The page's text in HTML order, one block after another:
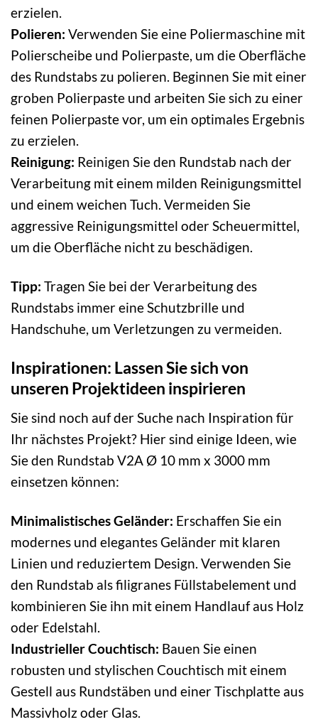
erzielen.
Polieren: Verwenden Sie eine Poliermaschine mit
Polierscheibe und Polierpaste, um die Oberfläche
des Rundstabs zu polieren. Beginnen Sie mit einer
groben Polierpaste und arbeiten Sie sich zu einer
feinen Polierpaste vor, um ein optimales Ergebnis
zu erzielen.
Reinigung: Reinigen Sie den Rundstab nach der
Verarbeitung mit einem milden Reinigungsmittel
und einem weichen Tuch. Vermeiden Sie
aggressive Reinigungsmittel oder Scheuermittel,
um die Oberfläche nicht zu beschädigen.
Tipp: Tragen Sie bei der Verarbeitung des
Rundstabs immer eine Schutzbrille und
Handschuhe, um Verletzungen zu vermeiden.
Inspirationen: Lassen Sie sich von
unseren Projektideen inspirieren
Sie sind noch auf der Suche nach Inspiration für
Ihr nächstes Projekt? Hier sind einige Ideen, wie
Sie den Rundstab V2A Ø 10 mm x 3000 mm
einsetzen können:
Minimalistisches Geländer: Erschaffen Sie ein
modernes und elegantes Geländer mit klaren
Linien und reduziertem Design. Verwenden Sie
den Rundstab als filigranes Füllstabelement und
kombinieren Sie ihn mit einem Handlauf aus Holz
oder Edelstahl.
Industrieller Couchtisch: Bauen Sie einen
robusten und stylischen Couchtisch mit einem
Gestell aus Rundstäben und einer Tischplatte aus
Massivholz oder Glas.